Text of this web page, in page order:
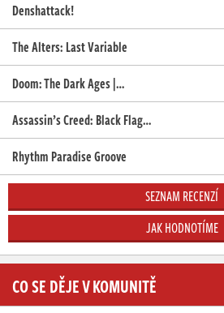
Denshattack!
The Alters: Last Variable
Doom: The Dark Ages |…
Assassin’s Creed: Black Flag…
Rhythm Paradise Groove
SEZNAM RECENZÍ
JAK HODNOTÍME
CO SE DĚJE V KOMUNITĚ